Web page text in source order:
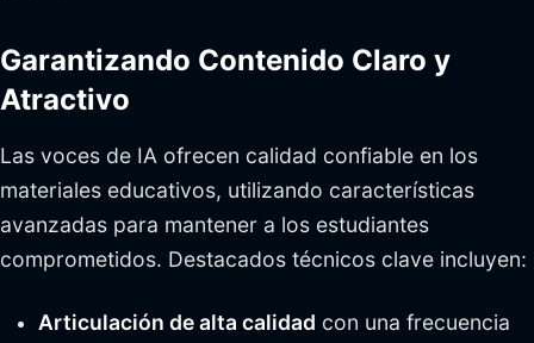
Garantizando Contenido Claro y
Atractivo
Las voces de IA ofrecen calidad confiable en los
materiales educativos, utilizando características
avanzadas para mantener a los estudiantes
comprometidos. Destacados técnicos clave incluyen:
Articulación de alta calidad con una frecuencia